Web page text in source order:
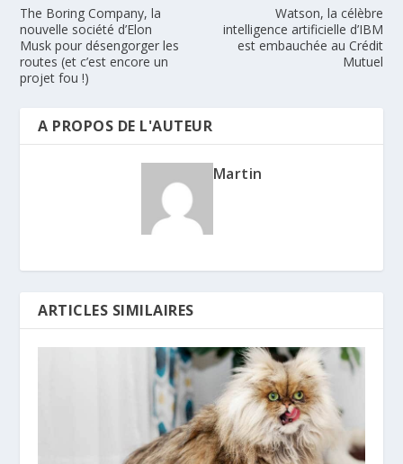
The Boring Company, la
nouvelle société d’Elon
Musk pour désengorger les
routes (et c’est encore un
projet fou !)
Watson, la célèbre
intelligence artificielle d’IBM
est embauchée au Crédit
Mutuel
A PROPOS DE L'AUTEUR
Martin
ARTICLES SIMILAIRES